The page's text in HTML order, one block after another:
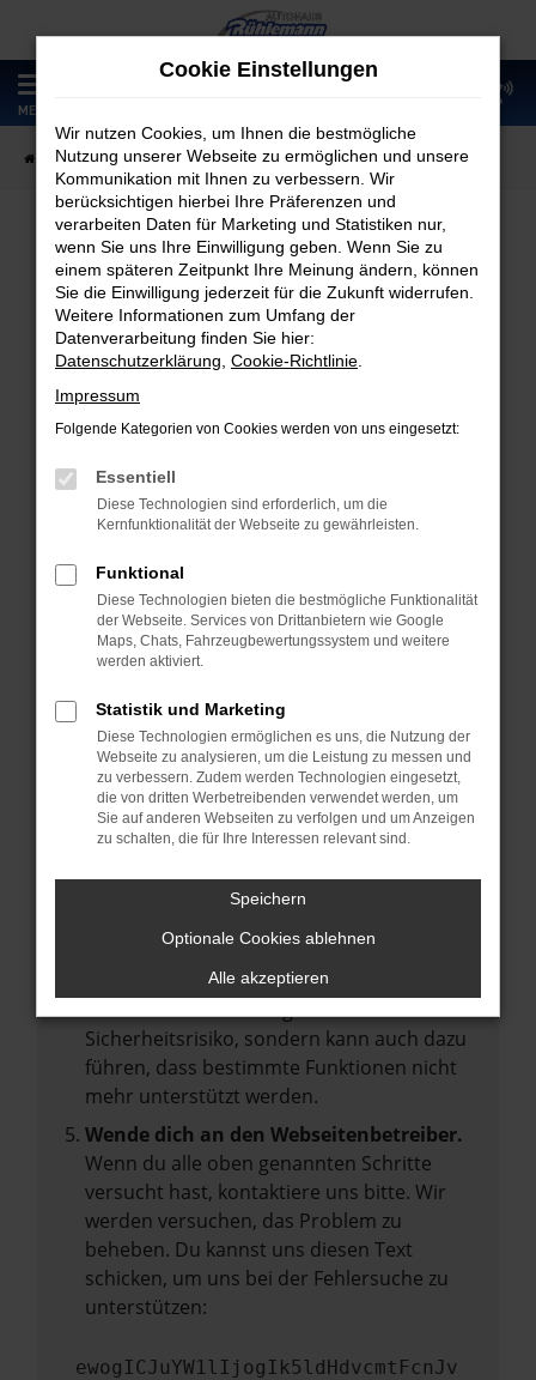
Zum
Hauptinhalt
springen
MENÜ
Startseite Fahrzeugangebote Fahrzeugmarkt
Fahrzeugmarkt
Fehler: Network Error
Beim Laden ist ein Fehler aufgetreten.
Hier sind ein paar Tipps, die dir helfen können:
Überprüfe deine Firewall und deine
Laden andere Webseiten, zum Beispiel
deine Suchmaschine?
Prüfe deine Browsererweiterungen.
Manche Erweiterungen, wie Werbeblocker,
können das Laden bestimmter Seiten
verhindern. Funktioniert die Seite in einem
anderen Browser oder in einem privaten
Fenster?
Starte dein Gerät neu.
vorübergehende Probleme zu beheben.
Betriebssystem auf dem neuesten Stand
Veraltete Software birgt nicht nur ein
Sicherheitsrisiko, sondern kann auch dazu
führen, dass bestimmte Funktionen nicht
mehr unterstützt werden.
Wende dich an den Webseitenbetreiber.
Wenn du alle oben genannten Schritte
versucht hast, kontaktiere uns bitte. Wir
werden versuchen, das Problem zu
beheben. Du kannst uns diesen Text
schicken, um uns bei der Fehlersuche zu
unterstützen:
ewogICJuYW1lIjogIk5ldHdvcmtFcnJv
Cookie Einstellungen
Wir nutzen Cookies, um Ihnen die bestmögliche
Nutzung unserer Webseite zu ermöglichen und unsere
Kommunikation mit Ihnen zu verbessern. Wir
berücksichtigen hierbei Ihre Präferenzen und
verarbeiten Daten für Marketing und Statistiken nur,
wenn Sie uns Ihre Einwilligung geben. Wenn Sie zu
einem späteren Zeitpunkt Ihre Meinung ändern, können
Sie die Einwilligung jederzeit für die Zukunft widerrufen.
Weitere Informationen zum Umfang der
Datenverarbeitung finden Sie hier:
Datenschutzerklärung Cookie-Richtlinie
Impressum
Folgende Kategorien von Cookies werden von uns eingesetzt:
Essentiell
Diese Technologien sind erforderlich, um die
Kernfunktionalität der Webseite zu gewährleisten.
Funktional
Diese Technologien bieten die bestmögliche Funktionalität
der Webseite. Services von Drittanbietern wie Google
Maps, Chats, Fahrzeugbewertungssystem und weitere
werden aktiviert.
Statistik und Marketing
Diese Technologien ermöglichen es uns, die Nutzung der
Webseite zu analysieren, um die Leistung zu messen und
zu verbessern. Zudem werden Technologien eingesetzt,
die von dritten Werbetreibenden verwendet werden, um
Sie auf anderen Webseiten zu verfolgen und um Anzeigen
zu schalten, die für Ihre Interessen relevant sind.
Speichern
Optionale Cookies ablehnen
Alle akzeptieren